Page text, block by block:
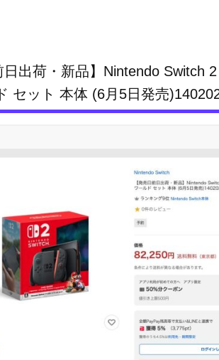
日出荷・新品】Nintendo Switch
セット 本体 (6月5日発売